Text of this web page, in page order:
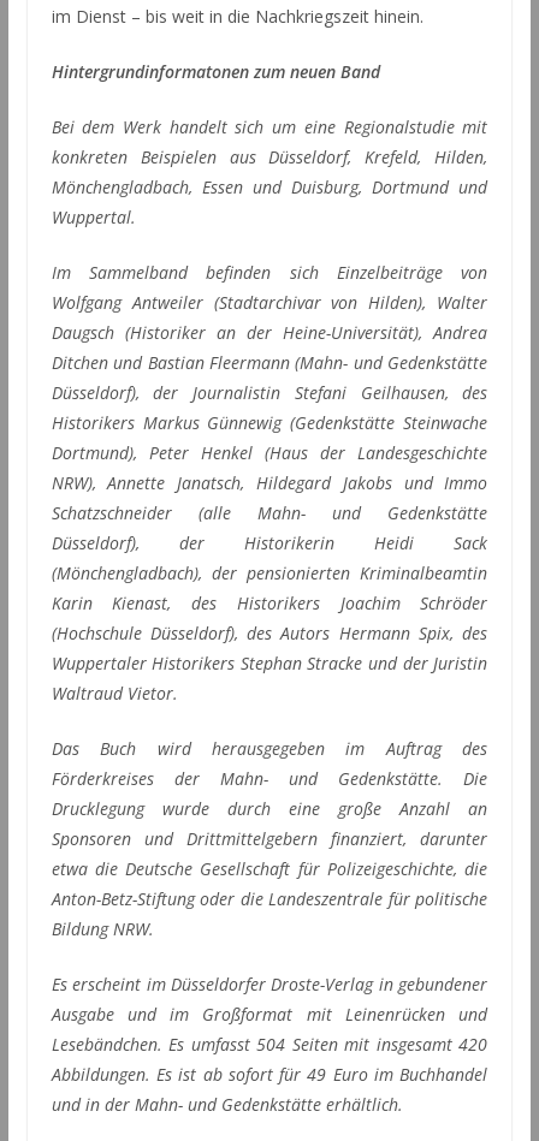
im Dienst – bis weit in die Nachkriegszeit hinein.
Hintergrundinformatonen zum neuen Band
Bei dem Werk handelt sich um eine Regionalstudie mit
konkreten Beispielen aus Düsseldorf, Krefeld, Hilden,
Mönchengladbach, Essen und Duisburg, Dortmund und
Wuppertal.
Im Sammelband befinden sich Einzelbeiträge von
Wolfgang Antweiler (Stadtarchivar von Hilden), Walter
Daugsch (Historiker an der Heine-Universität), Andrea
Ditchen und Bastian Fleermann (Mahn- und Gedenkstätte
Düsseldorf), der Journalistin Stefani Geilhausen, des
Historikers Markus Günnewig (Gedenkstätte Steinwache
Dortmund), Peter Henkel (Haus der Landesgeschichte
NRW), Annette Janatsch, Hildegard Jakobs und Immo
Schatzschneider (alle Mahn- und Gedenkstätte
Düsseldorf), der Historikerin Heidi Sack
(Mönchengladbach), der pensionierten Kriminalbeamtin
Karin Kienast, des Historikers Joachim Schröder
(Hochschule Düsseldorf), des Autors Hermann Spix, des
Wuppertaler Historikers Stephan Stracke und der Juristin
Waltraud Vietor.
Das Buch wird herausgegeben im Auftrag des
Förderkreises der Mahn- und Gedenkstätte. Die
Drucklegung wurde durch eine große Anzahl an
Sponsoren und Drittmittelgebern finanziert, darunter
etwa die Deutsche Gesellschaft für Polizeigeschichte, die
Anton-Betz-Stiftung oder die Landeszentrale für politische
Bildung NRW.
Es erscheint im Düsseldorfer Droste-Verlag in gebundener
Ausgabe und im Großformat mit Leinenrücken und
Lesebändchen. Es umfasst 504 Seiten mit insgesamt 420
Abbildungen. Es ist ab sofort für 49 Euro im Buchhandel
und in der Mahn- und Gedenkstätte erhältlich.